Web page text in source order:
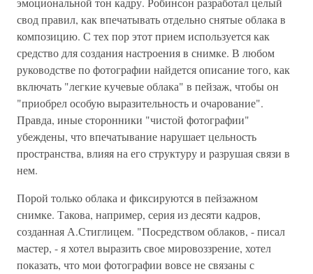
свод правил, как впечатывать отдельно снятые облака в
композицию. С тех пор этот прием используется как
средство для создания настроения в снимке. В любом
руководстве по фотографии найдется описание того, как
включать "легкие кучевые облака" в пейзаж, чтобы он
"приобрел особую выразительность и очарование".
Правда, иные сторонники "чистой фотографии"
убеждены, что впечатывание нарушает цельность
пространства, влияя на его структуру и разрушая связи в
нем.
Порой только облака и фиксируются в пейзажном
снимке. Такова, например, серия из десяти кадров,
созданная А.Стиглицем. "Посредством облаков, - писал
мастер, - я хотел выразить свое мировоззрение, хотел
показать, что мои фотографии вовсе не связаны с